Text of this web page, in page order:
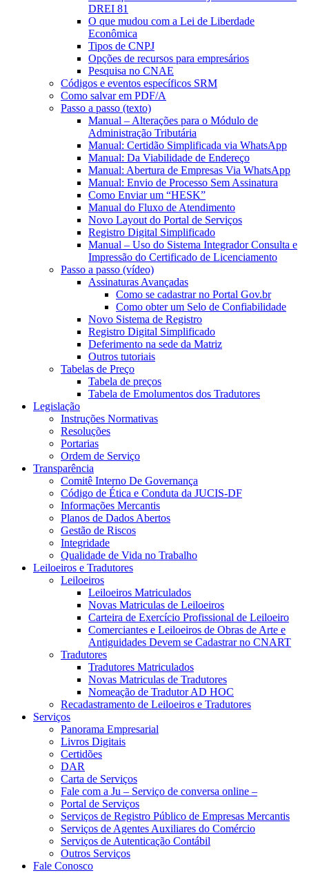
DREI 81
O que mudou com a Lei de Liberdade
Econômica
Tipos de CNPJ
Opções de recursos para empresários
Pesquisa no CNAE
Códigos e eventos específicos SRM
Como salvar em PDF/A
Passo a passo (texto)
Manual – Alterações para o Módulo de
Administração Tributária
Manual: Certidão Simplificada via WhatsApp
Manual: Da Viabilidade de Endereço
Manual: Abertura de Empresas Via WhatsApp
Manual: Envio de Processo Sem Assinatura
Como Enviar um “HESK”
Manual do Fluxo de Atendimento
Novo Layout do Portal de Serviços
Registro Digital Simplificado
Manual – Uso do Sistema Integrador Consulta e
Impressão do Certificado de Licenciamento
Passo a passo (vídeo)
Assinaturas Avançadas
Como se cadastrar no Portal Gov.br
Como obter um Selo de Confiabilidade
Novo Sistema de Registro
Registro Digital Simplificado
Deferimento na sede da Matriz
Outros tutoriais
Tabelas de Preço
Tabela de preços
Tabela de Emolumentos dos Tradutores
Legislação
Instruções Normativas
Resoluções
Portarias
Ordem de Serviço
Transparência
Comitê Interno De Governança
Código de Ética e Conduta da JUCIS-DF
Informações Mercantis
Planos de Dados Abertos
Gestão de Riscos
Integridade
Qualidade de Vida no Trabalho
Leiloeiros e Tradutores
Leiloeiros
Leiloeiros Matriculados
Novas Matriculas de Leiloeiros
Carteira de Exercício Profissional de Leiloeiro
Comerciantes e Leiloeiros de Obras de Arte e
Antiguidades Devem se Cadastrar no CNART
Tradutores
Tradutores Matriculados
Novas Matriculas de Tradutores
Nomeação de Tradutor AD HOC
Recadastramento de Leiloeiros e Tradutores
Serviços
Panorama Empresarial
Livros Digitais
Certidões
DAR
Carta de Serviços
Fale com a Ju – Serviço de conversa online –
Portal de Serviços
Serviços de Registro Público de Empresas Mercantis
Serviços de Agentes Auxiliares do Comércio
Serviços de Autenticação Contábil
Outros Serviços
Fale Conosco